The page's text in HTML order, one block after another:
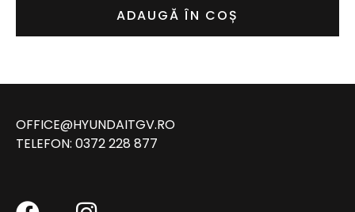
ADAUGĂ ÎN COȘ
OFFICE@HYUNDAITGV.RO
TELEFON: 0372 228 877